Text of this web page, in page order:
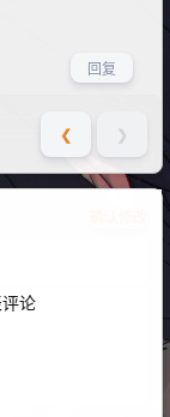
回复
❮ ❯
论